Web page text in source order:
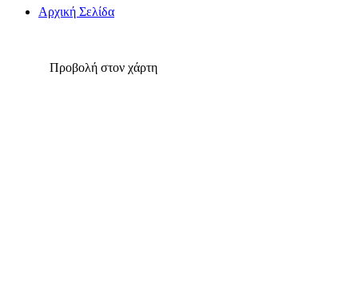
Αρχική Σελίδα
Προβολή στον χάρτη